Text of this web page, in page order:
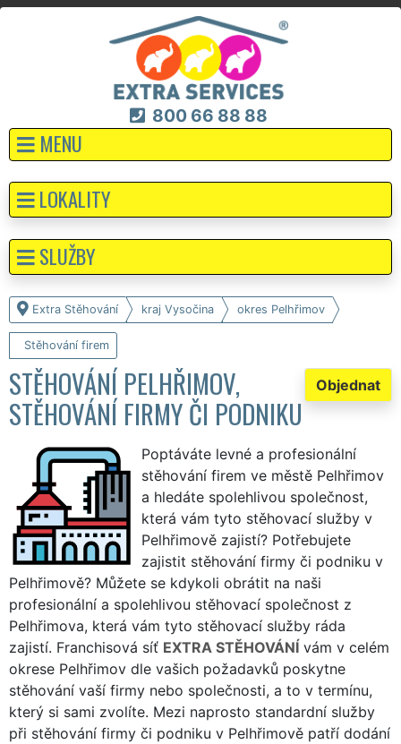
800 66 88 88
MENU
Extra Stěhování kraj Vysočina okres Pelhřimov
Stěhování firem
Objednat
STĚHOVÁNÍ PELHŘIMOV,
STĚHOVÁNÍ FIRMY ČI PODNIKU
Poptáváte levné a profesionální
stěhování firem ve městě Pelhřimov
a hledáte spolehlivou společnost,
která vám tyto stěhovací služby v
Pelhřimově zajistí? Potřebujete
zajistit stěhování firmy či podniku v
Pelhřimově? Můžete se kdykoli obrátit na naši
profesionální a spolehlivou stěhovací společnost z
Pelhřimova, která vám tyto stěhovací služby ráda
zajistí. Franchisová síť EXTRA STĚHOVÁNÍ vám v celém
okrese Pelhřimov dle vašich požadavků poskytne
stěhování vaší firmy nebo společnosti, a to v termínu,
který si sami zvolíte. Mezi naprosto standardní služby
při stěhování firmy či podniku v Pelhřimově patří dodání
LOKALITY
SLUŽBY